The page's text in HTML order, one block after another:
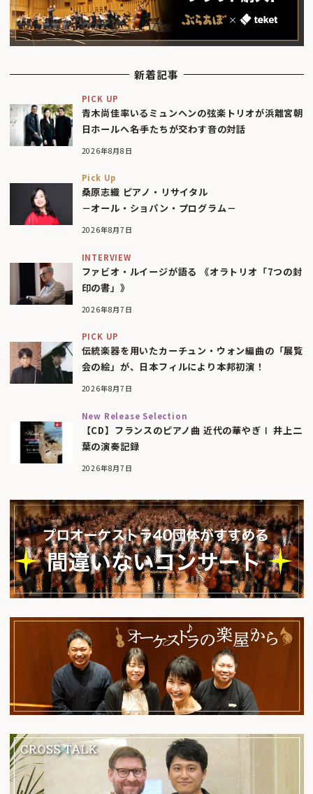
新着記事
PICK UP
青木尚佳率いるミュンヘンの弦楽トリオが浜離宮朝
日ホールへ――名手たちが交わす音の対話
2026年8月8日
Pick Up
桑原志織 ピアノ・リサイタル
－オール・ショパン・プログラム－
2026年8月7日
INTERVIEW
ファビオ・ルイージが語る 《オラトリオ「7つの封
印の書」》
2026年8月7日
PICK UP
伝統楽器を用いたカーチュン・ウォン編曲の「展覧
会の絵」が、日本フィルにより本邦初演！
2026年8月7日
New Release Selection
【CD】フランスのピアノ曲 近代の華やぎⅠ 井上二
葉の演奏記録
2026年8月7日